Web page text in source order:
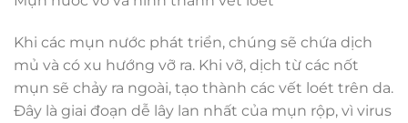
Khi các mụn nước phát triển, chúng sẽ chứa dịch
mủ và có xu hướng vỡ ra. Khi vỡ, dịch từ các nốt
mụn sẽ chảy ra ngoài, tạo thành các vết loét trên da.
Đây là giai đoạn dễ lây lan nhất của mụn rộp, vì virus